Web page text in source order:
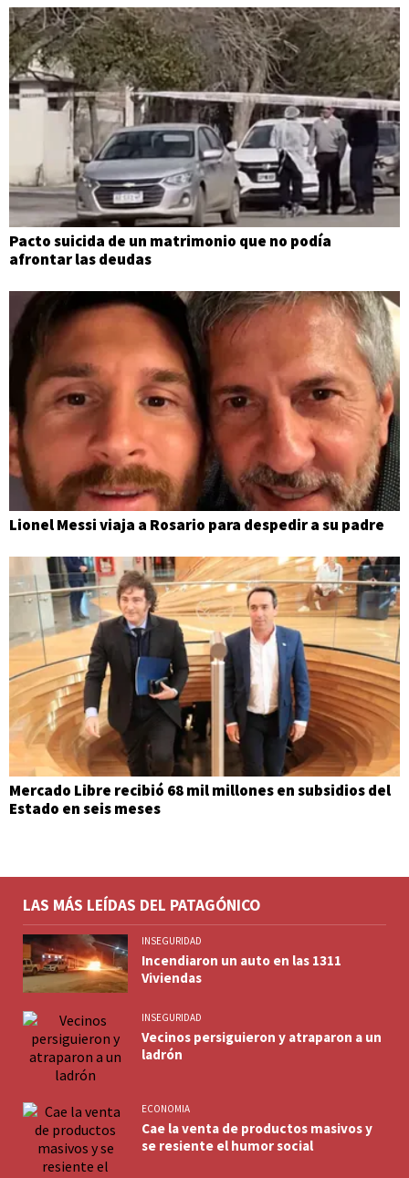
Pacto suicida de un matrimonio que no podía
afrontar las deudas
Lionel Messi viaja a Rosario para despedir a su padre
Mercado Libre recibió 68 mil millones en subsidios del
Estado en seis meses
LAS MÁS LEÍDAS DEL PATAGÓNICO
INSEGURIDAD
Incendiaron un auto en las 1311
Viviendas
INSEGURIDAD
Vecinos persiguieron y atraparon a un
ladrón
ECONOMIA
Cae la venta de productos masivos y
se resiente el humor social